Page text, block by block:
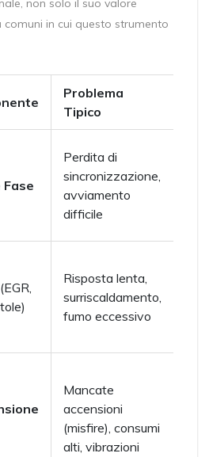
non solo il suo valore
comuni in cui questo strumento
Problema
Tipico
Fase
Perdita di
sincronizzazione,
avviamento
difficile
(EGR,
Risposta lenta,
surriscaldamento,
fumo eccessivo
Mancate
accensioni
(misfire), consumi
alti, vibrazioni